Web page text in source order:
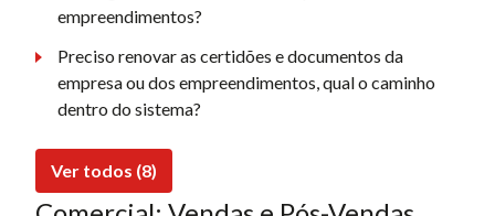
empreendimentos?
Preciso renovar as certidões e documentos da
empresa ou dos empreendimentos, qual o caminho
dentro do sistema?
Ver todos (8)